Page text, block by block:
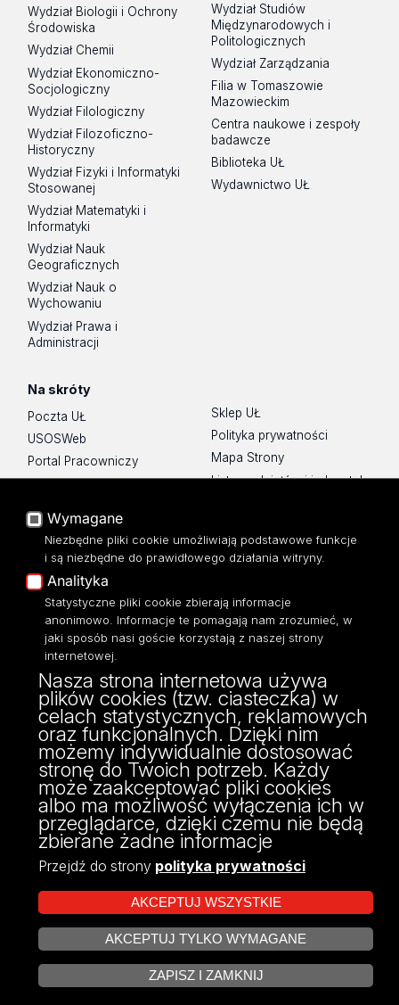
Wydział Biologii i Ochrony
Środowiska
Wydział Chemii
Wydział Ekonomiczno-
Socjologiczny
Wydział Filologiczny
Wydział Filozoficzno-
Historyczny
Wydział Fizyki i Informatyki
Stosowanej
Wydział Matematyki i
Informatyki
Wydział Nauk
Geograficznych
Wydział Nauk o
Wychowaniu
Wydział Prawa i
Administracji
Wydział Studiów
Międzynarodowych i
Politologicznych
Wydział Zarządzania
Filia w Tomaszowie
Mazowieckim
Centra naukowe i zespoły
badawcze
Biblioteka UŁ
Wydawnictwo UŁ
Na skróty
Poczta UŁ
USOSWeb
Portal Pracowniczy
Baza Aktów Własnych
Moodle
Eksperci UŁ
Polityka Prywatności
Dostępność
Sklep UŁ
Polityka prywatności
Mapa Strony
Lista wydziałów i jednostek
ul. Pomorska 171/173
90-236 Łódź
kontakt@filologia.uni.lodz.pl
tel: 42/665 51 06
fax: 42/665 52 54
Projekt Multiportalu UŁ współfinansowany z funduszy Unii Europejskiej w
ramach konkursu NCBR
Wymagane
Niezbędne pliki cookie umożliwiają podstawowe funkcje
i są niezbędne do prawidłowego działania witryny.
Analityka
Statystyczne pliki cookie zbierają informacje
anonimowo. Informacje te pomagają nam zrozumieć, w
jaki sposób nasi goście korzystają z naszej strony
internetowej.
Nasza strona internetowa używa
plików cookies (tzw. ciasteczka) w
celach statystycznych, reklamowych
oraz funkcjonalnych. Dzięki nim
możemy indywidualnie dostosować
stronę do Twoich potrzeb. Każdy
może zaakceptować pliki cookies
albo ma możliwość wyłączenia ich w
przeglądarce, dzięki czemu nie będą
zbierane żadne informacje
Przejdź do strony polityka prywatności
AKCEPTUJ WSZYSTKIE
AKCEPTUJ TYLKO WYMAGANE
ZAPISZ I ZAMKNIJ
ZARZĄDZAJ COOKIES